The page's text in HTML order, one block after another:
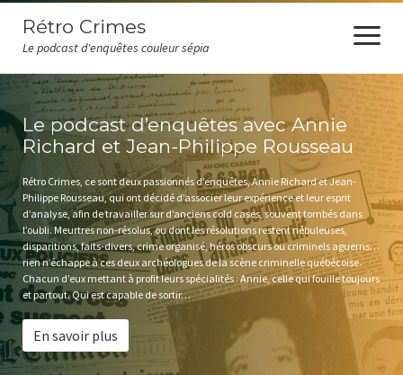
Rétro Crimes
Le podcast d'enquêtes couleur sépia
open
menu
Accueil
Podcast
Revue de presse
Les auditeurs ont la parole
Chroniques
Nouvelles
À propos
Annie Richard
Le podcast d’enquêtes avec Annie
Richard et Jean-Philippe Rousseau
Rétro Crimes, ce sont deux passionnés d’enquêtes, Annie Richard et Jean-
Philippe Rousseau, qui ont décidé d’associer leur expérience et leur esprit
d’analyse, afin de travailler sur d’anciens cold cases, souvent tombés dans
l’oubli. Meurtres non-résolus, ou dont les résolutions restent nébuleuses,
disparitions, faits-divers, crime organisé, héros obscurs ou criminels aguerris…
rien n’échappe à ces deux archéologues de la scène criminelle québécoise.
Chacun d’eux mettant à profit leurs spécialités : Annie, celle qui fouille toujours
et partout. Qui est capable de sortir…
En savoir plus